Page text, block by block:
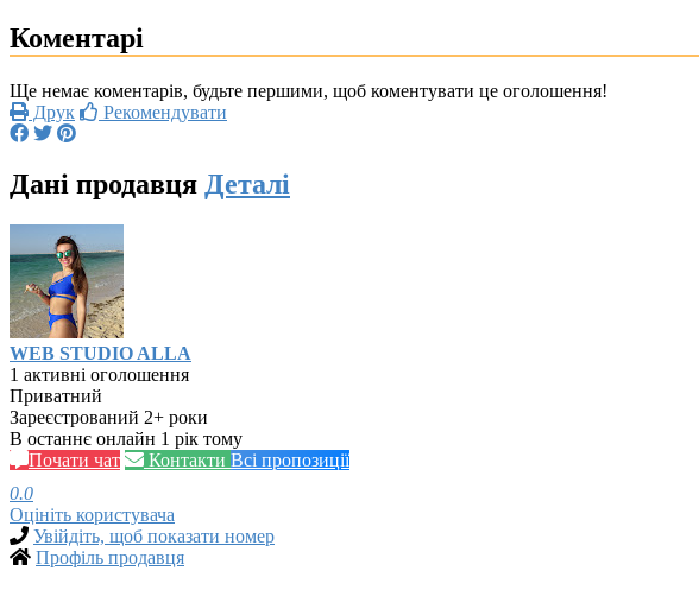
Коментарі
Ще немає коментарів, будьте першими, щоб коментувати це оголошення!
Друк
Рекомендувати
Дані продавця Деталі
WEB STUDIO ALLA
1 активні оголошення
Приватний
Зареєстрований 2+ роки
В останнє онлайн 1 рік тому
Почати чат
Контакти Всі пропозиції
0.0
Оцініть користувача
Увійдіть, щоб показати номер
Профіль продавця